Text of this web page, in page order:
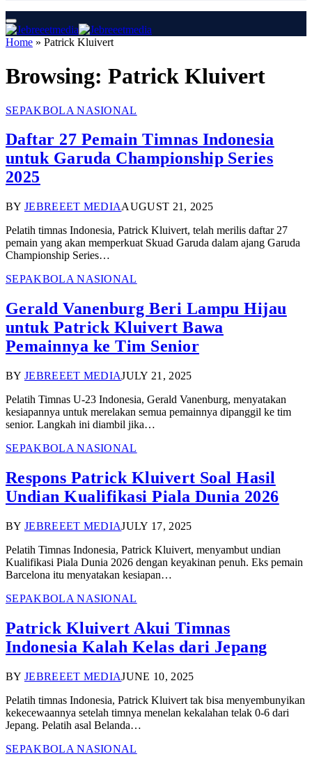
Home » Patrick Kluivert
Browsing: Patrick Kluivert
SEPAKBOLA NASIONAL
Daftar 27 Pemain Timnas Indonesia
untuk Garuda Championship Series
2025
BY JEBREEET MEDIAAUGUST 21, 2025
Pelatih timnas Indonesia, Patrick Kluivert, telah merilis daftar 27
pemain yang akan memperkuat Skuad Garuda dalam ajang Garuda
Championship Series…
SEPAKBOLA NASIONAL
Gerald Vanenburg Beri Lampu Hijau
untuk Patrick Kluivert Bawa
Pemainnya ke Tim Senior
BY JEBREEET MEDIAJULY 21, 2025
Pelatih Timnas U-23 Indonesia, Gerald Vanenburg, menyatakan
kesiapannya untuk merelakan semua pemainnya dipanggil ke tim
senior. Langkah ini diambil jika…
SEPAKBOLA NASIONAL
Respons Patrick Kluivert Soal Hasil
Undian Kualifikasi Piala Dunia 2026
BY JEBREEET MEDIAJULY 17, 2025
Pelatih Timnas Indonesia, Patrick Kluivert, menyambut undian
Kualifikasi Piala Dunia 2026 dengan keyakinan penuh. Eks pemain
Barcelona itu menyatakan kesiapan…
SEPAKBOLA NASIONAL
Patrick Kluivert Akui Timnas
Indonesia Kalah Kelas dari Jepang
BY JEBREEET MEDIAJUNE 10, 2025
Pelatih timnas Indonesia, Patrick Kluivert tak bisa menyembunyikan
kekecewaannya setelah timnya menelan kekalahan telak 0-6 dari
Jepang. Pelatih asal Belanda…
SEPAKBOLA NASIONAL